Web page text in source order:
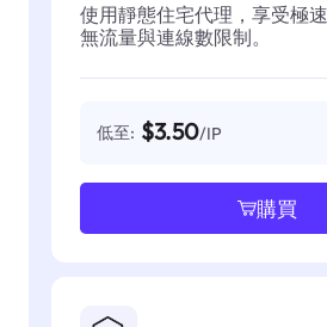
使用靜態住宅代理，享受極
無流量與連線數限制。
低至: $3.50/IP
購買